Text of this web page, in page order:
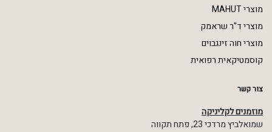
מוצרי MAHUT
מוצרי ד"ר שראמק
מוצרי חוה זינגבוים
קוסמטיקאית רפואית
צור קשר
מוזמנים לקליניקה
שמואלביץ מרדכי 23, פתח תקווה